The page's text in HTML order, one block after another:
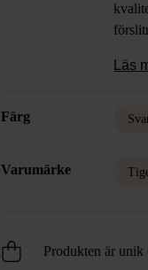
Läs
Färg
Varumärke
Produkten är unik